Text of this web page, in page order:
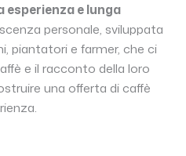
esperienza e lunga
personale, sviluppata
piantatori e farmer, che ci
e il racconto della loro
una offerta di caffè